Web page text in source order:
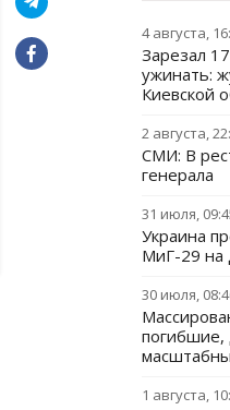
4 августа,
Зарезал
ужинать:
Киевской
2 августа,
СМИ: В
генерала
31 июля,
Украина
МиГ-29 на
30 июля,
погибшие,
1 августа,